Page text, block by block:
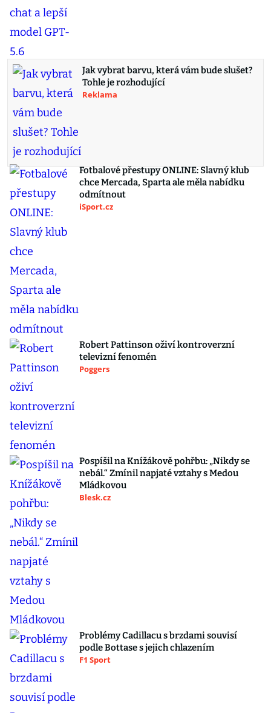
Jak vybrat barvu, která vám bude slušet?
Tohle je rozhodující
Reklama
Fotbalové přestupy ONLINE: Slavný klub
chce Mercada, Sparta ale měla nabídku
odmítnout
iSport.cz
Robert Pattinson oživí kontroverzní
televizní fenomén
Poggers
Pospíšil na Knížákově pohřbu: „Nikdy se
nebál.“ Zmínil napjaté vztahy s Medou
Mládkovou
Blesk.cz
Problémy Cadillacu s brzdami souvisí
podle Bottase s jejich chlazením
F1 Sport